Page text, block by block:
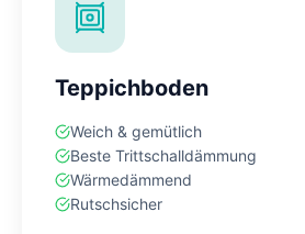
Teppichboden
Weich & gemütlich
Beste Trittschalldämmung
Wärmedämmend
Rutschsicher